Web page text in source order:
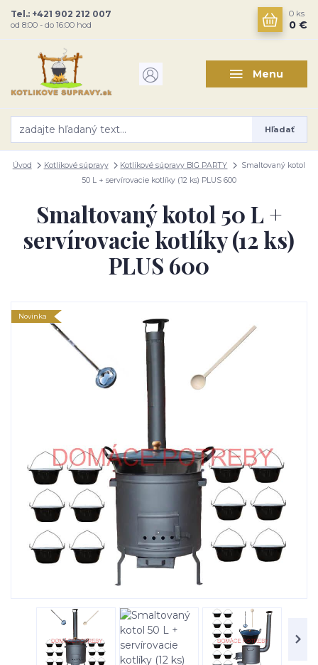
Menu
Hľadať
Tel.: +421 902 212 007
od 8:00 - do 16:00 hod
0 ks
0 €
Úvod Kotlíkové súpravy Kotlíkové súpravy BIG PARTY
Smaltovaný kotol
50 L + servírovacie kotlíky (12 ks) PLUS 600
Smaltovaný kotol 50 L +
servírovacie kotlíky (12 ks)
PLUS 600
Novinka